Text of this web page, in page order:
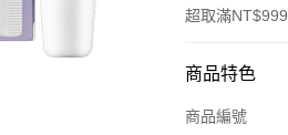
超取滿
付款方式
信用卡一次付款
商品特色
商品編號